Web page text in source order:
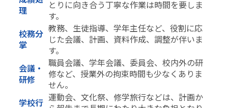
理
とりに向き合う丁寧な作業は時間を要しま
す。
校務分
掌
教務、生徒指導、学年主任など、役割に応
じた会議、計画、資料作成、調整が伴いま
す。
会議・
研修
職員会議、学年会議、委員会、校内外の研
修など、授業外の拘束時間も少なくありま
せん。
学校行 運動会、文化祭、修学旅行などは、計画か